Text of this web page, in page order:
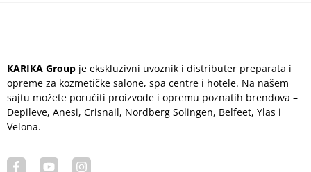
KARIKA Group je ekskluzivni uvoznik i distributer preparata i
opreme za kozmetičke salone, spa centre i hotele. Na našem
sajtu možete poručiti proizvode i opremu poznatih brendova –
Depileve, Anesi, Crisnail, Nordberg Solingen, Belfeet, Ylas i
Velona.